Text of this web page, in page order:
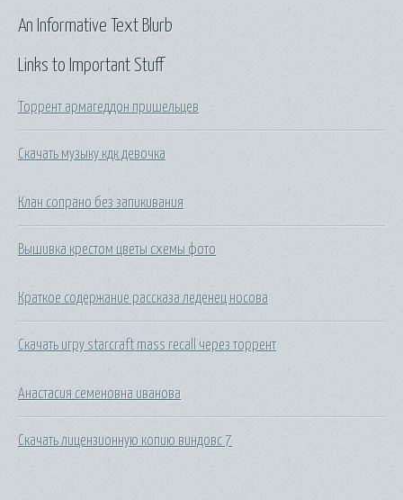
Links to Important Stuff
Торрент армагеддон пришельцев
Скачать музыку кдк девочка
Клан сопрано без запикивания
Вышивка крестом цветы схемы фото
Краткое содержание рассказа леденец носова
Скачать игру starcraft mass recall через торрент
Анастасия семеновна иванова
Скачать лицензионную копию виндовс 7
An Informative Text Blurb